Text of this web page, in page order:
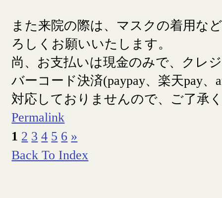
また来院の際は、マスクの着用な
ろしくお願いいたします。
尚、お支払いは現金のみで、クレ
バーコード決済(paypay、楽天pay、
対応しておりませんので、ご了承
Permalink
1 2 3 4 5 6 »
Back To Index